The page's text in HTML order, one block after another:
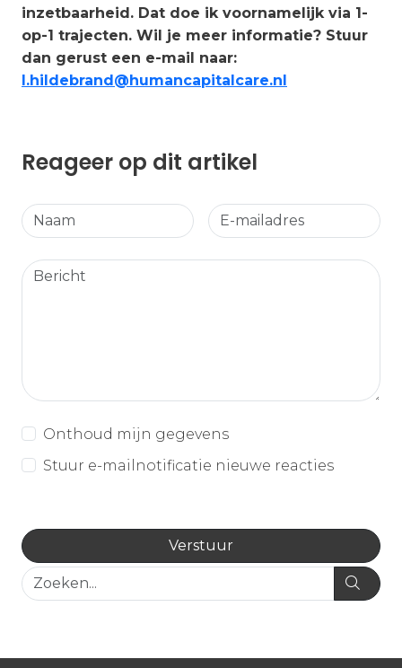
inzetbaarheid. Dat doe ik voornamelijk via 1-
op-1 trajecten. Wil je meer informatie? Stuur
dan gerust een e-mail naar:
l.hildebrand@humancapitalcare.nl
Reageer op dit artikel
Onthoud mijn gegevens
Stuur e-mailnotificatie nieuwe reacties